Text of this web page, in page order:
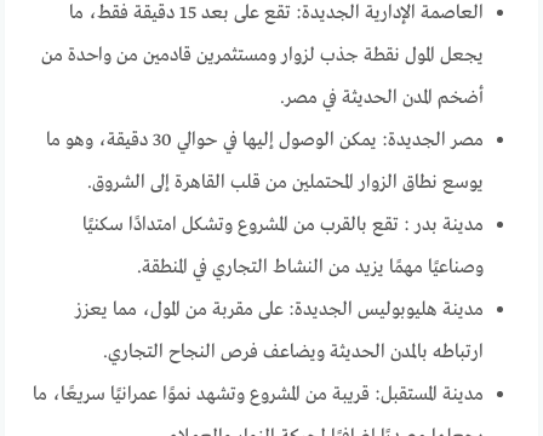
العاصمة الإدارية الجديدة: تقع على بعد 15 دقيقة فقط، ما
يجعل المول نقطة جذب لزوار ومستثمرين قادمين من واحدة من
أضخم المدن الحديثة في مصر.
مصر الجديدة: يمكن الوصول إليها في حوالي 30 دقيقة، وهو ما
يوسع نطاق الزوار المحتملين من قلب القاهرة إلى الشروق.
مدينة بدر : تقع بالقرب من المشروع وتشكل امتدادًا سكنيًا
وصناعيًا مهمًا يزيد من النشاط التجاري في المنطقة.
مدينة هليوبوليس الجديدة: على مقربة من المول، مما يعزز
ارتباطه بالمدن الحديثة ويضاعف فرص النجاح التجاري.
مدينة المستقبل: قريبة من المشروع وتشهد نموًا عمرانيًا سريعًا، ما